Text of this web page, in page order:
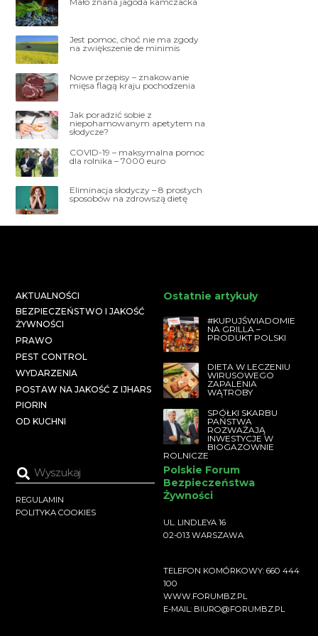
Jest pomoc, choć nie ma zgody
na zwiększenie de minimis
Nowe przepisy – znakowanie
mięsa flagą kraju pochodzenia
Jak poradzić sobie z
niepohamowanym apetytem na
słodycze?
COVID-19 – maksymalna pomoc
dla rolnika – 7000 euro
Eliminacja słodyczy – 8 prostych
sposobów na zdrowszą dietę
AKTUALNOŚCI
BEZPIECZEŃSTWO I JAKOŚĆ
ŻYWNOŚCI
PRAWO
PEST CONTROL
WYDARZENIA
POSTAW NA JAKOŚĆ Z IJHARS
PIORIN
OD KUCHNI
Ostatnie artykuły
#KUPUJŚWIADOMIE
NA GRILLA –
PRODUKT POLSKI
DIETA W LECZENIU
WIRUSOWEGO
ZAPALENIA
WĄTROBY
SPÓŁKI SKARBU
PAŃSTWA
ROZWAŻAJĄ
INWESTYCJE W
BIOGAZOWNIE
ROLNICZE
REGULAMIN
POLITYKA COOKIES
Polskie Forum
Bezpieczeństwa
Żywności
UL. LINDLEYA 16
02-013 WARSZAWA
TELEFON KOMÓRKOWY: 660 444
100
WWW.FORUMBZ.PL
E-MAIL: BIURO@FORUMBZ.PL